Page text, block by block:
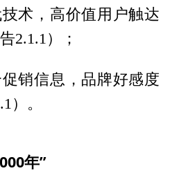
术，高价值用户触达
2.1.1）；
销信息，品牌好感度
）。
年”